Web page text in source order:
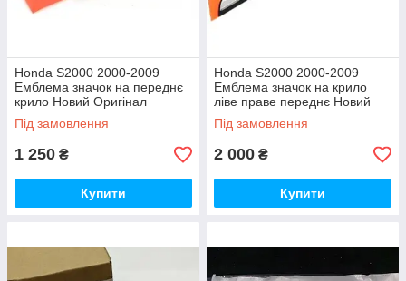
Honda S2000 2000-2009
Емблема значок на переднє
крило Новий Оригінал
Під замовлення
1 250 ₴
Купити
Honda S2000 2000-2009
Емблема значок на крило
ліве праве переднє Новий
Оригінал
Під замовлення
2 000 ₴
Купити